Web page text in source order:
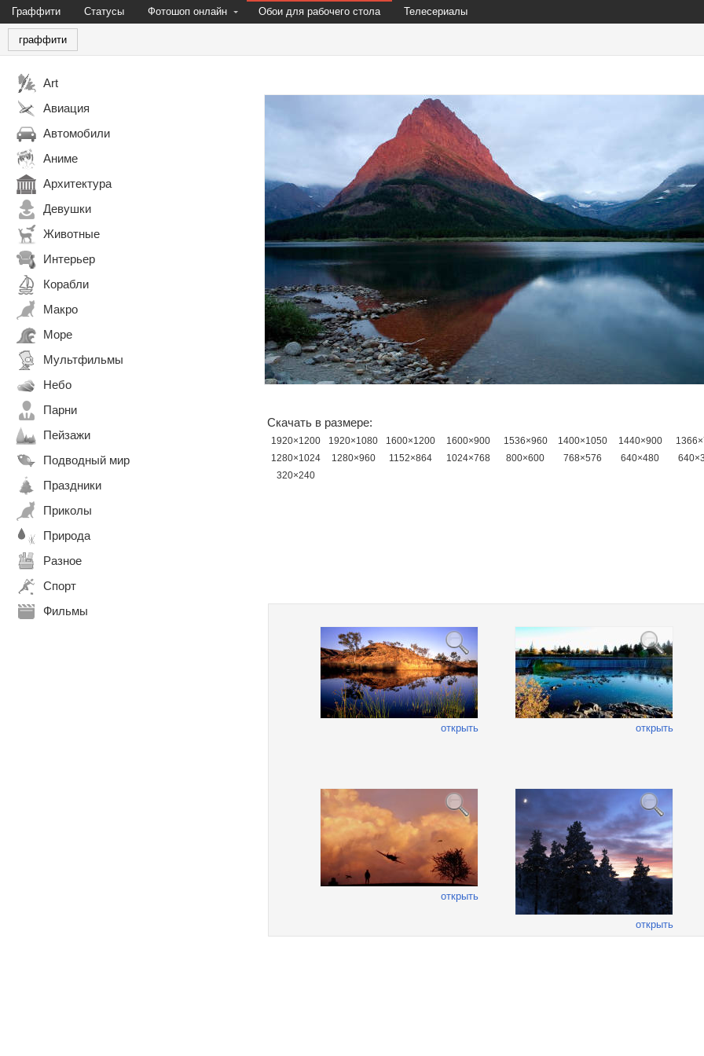
Граффити Статусы Фотошоп онлайн Обои для рабочего стола Телесериалы
граффити
Art
Авиация
Автомобили
Аниме
Архитектура
Девушки
Животные
Интерьер
Корабли
Макро
Море
Мультфильмы
Небо
Парни
Пейзажи
Подводный мир
Праздники
Приколы
Природа
Разное
Спорт
Фильмы
Скачать в размере:
1920×1200 1920×1080 1600×1200 1600×900 1536×960 1400×1050 1440×900
1280×1024
1280×960 1152×864 1024×768 800×600 768×576 640×480
320×240
открыть открыть
открыть
открыть